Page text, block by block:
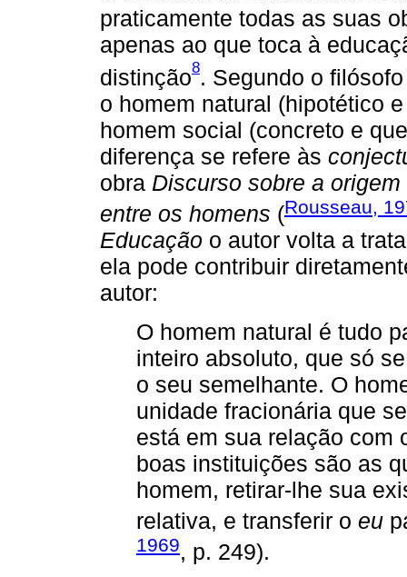
praticamente todas as suas
apenas ao que toca à
distinção8. Segundo o
o homem natural (hipotético
homem social (concreto e
diferença se refere às
obra Discurso sobre a
entre os homens (Rousseau,
Educação o autor volta a
ela pode contribuir
autor:
O homem natural é tudo
inteiro absoluto, que só
o seu semelhante. O
unidade fracionária que
está em sua relação com
boas instituições são as
homem, retirar-lhe sua
relativa, e transferir o eu
1969, p. 249).